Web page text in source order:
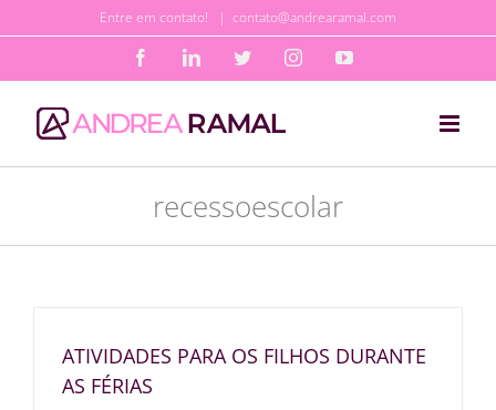
o
conteúdo
Entre em contato! | contato@andrearamal.com
FacebookLinkedInTwitterInstagramYouTube
recessoescolar
ATIVIDADES PARA OS FILHOS DURANTE
AS FÉRIAS